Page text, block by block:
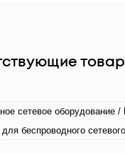
сетевое оборудование
беспроводного